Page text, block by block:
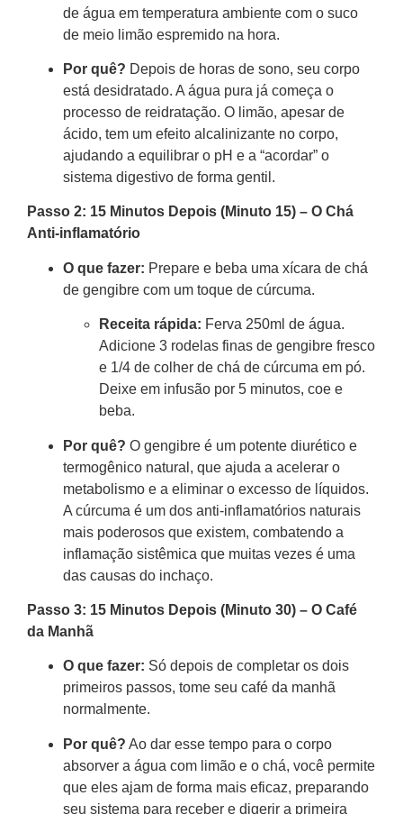
de água em temperatura ambiente com o suco
de meio limão espremido na hora.
Por quê? Depois de horas de sono, seu corpo
está desidratado. A água pura já começa o
processo de reidratação. O limão, apesar de
ácido, tem um efeito alcalinizante no corpo,
ajudando a equilibrar o pH e a “acordar” o
sistema digestivo de forma gentil.
Passo 2: 15 Minutos Depois (Minuto 15) – O Chá
Anti-inflamatório
O que fazer: Prepare e beba uma xícara de chá
de gengibre com um toque de cúrcuma.
Receita rápida: Ferva 250ml de água.
Adicione 3 rodelas finas de gengibre fresco
e 1/4 de colher de chá de cúrcuma em pó.
Deixe em infusão por 5 minutos, coe e
beba.
Por quê? O gengibre é um potente diurético e
termogênico natural, que ajuda a acelerar o
metabolismo e a eliminar o excesso de líquidos.
A cúrcuma é um dos anti-inflamatórios naturais
mais poderosos que existem, combatendo a
inflamação sistêmica que muitas vezes é uma
das causas do inchaço.
Passo 3: 15 Minutos Depois (Minuto 30) – O Café
da Manhã
O que fazer: Só depois de completar os dois
primeiros passos, tome seu café da manhã
normalmente.
Por quê? Ao dar esse tempo para o corpo
absorver a água com limão e o chá, você permite
que eles ajam de forma mais eficaz, preparando
seu sistema para receber e digerir a primeira